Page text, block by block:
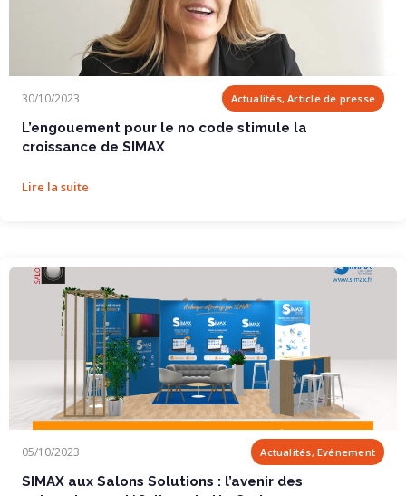
L’engouement pour le no code stimule la...
30/10/2023 Actualités, Article de presse
L’engouement pour le no code stimule la
croissance de SIMAX
Lire la suite
05/10/2023 Actualités, Evénement
SIMAX aux Salons Solutions : l’avenir des